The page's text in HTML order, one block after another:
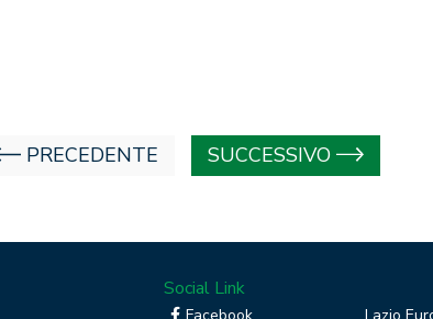
PRECEDENTE SUCCESSIVO
Social Link